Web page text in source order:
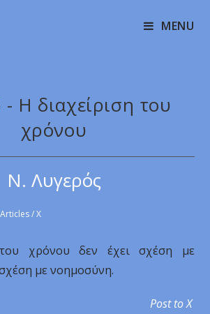
MENU
Η διαχείριση του
χρόνου
Ν. Λυγερός
Articles / X
χρόνου δεν έχει σχέση με
με νοημοσύνη.
Post to X